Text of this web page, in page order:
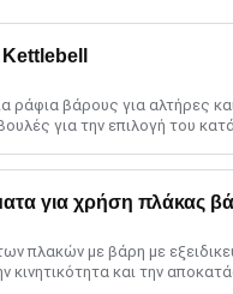
ράφια βάρους για αλτήρες
για την επιλογή του
για χρήση πλάκας
πλακών με βάρη με
και την